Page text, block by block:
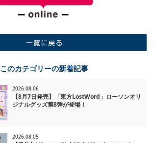
このカテゴリーの新着記事
2026.08.06
【8月7日発売】「東方LostWord」ローソンオリ
ジナルグッズ第8弾が登場！
2026.08.05